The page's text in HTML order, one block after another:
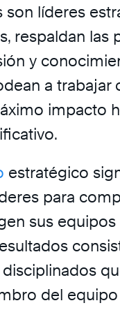
líderes
respaldan las
y
a trabajar
impacto
estratégico
para
sus
del